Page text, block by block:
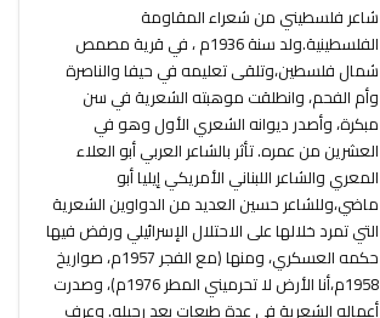
شاعر فلسطيني من شعراء المقاومة
الفلسطينية.ولد سنة 1936م ، في قرية مصمص
شمال فلسطين،وتلقى تعليمه في حيفا والناصرة
وأم الفحم، وانطلقت موهبته الشعرية في سن
مبكرة، وأصدر ديوانه الشعري الأول وهو في
العشرين من عمره. تأثر بالشاعر العربي أبو العلاء
المعري والشاعر اللبناني الأمريكي إيليا أبو
ماضي،وللشاعر حسين العديد من الدواوين الشعرية
التي تمرد خلالها على الاحتلال الإسرائيلي ورفض فيها
حكمه العسكري، ومنها (مع الفجر 1957م، صواريخ
1958م،أنا الأرض لا تحرميني المطر 1976م)، وصدرت
أعماله الشعرية في عدة طبعات بعد رحيله. وعرف